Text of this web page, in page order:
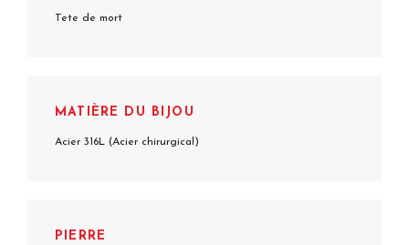
Tete de mort
MATIÈRE DU BIJOU
Acier 316L (Acier chirurgical)
PIERRE